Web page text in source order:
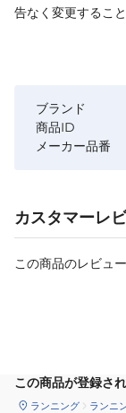
告なく変更するこ
ブランド
商品ID
メーカー品番
カスタマーレ
この商品のレビュ
この商品が登録さ
ランニング ランニ